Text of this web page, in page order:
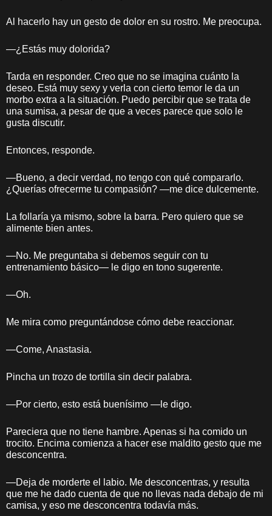
Al hacerlo hay un gesto de dolor en su rostro. Me preocupa.
—¿Estás muy dolorida?
Tarda en responder. Creo que no se imagina cuánto la
deseo. Está muy sexy y verla con cierto temor le da un
morbo extra a la situación. Puedo percibir que se trata de
una sumisa, a pesar de que a veces parece que solo le
gusta discutir.
Entonces, responde.
—Bueno, a decir verdad, no tengo con qué compararlo.
¿Querías ofrecerme tu compasión? —me dice dulcemente.
La follaría ya mismo, sobre la barra. Pero quiero que se
alimente bien antes.
—No. Me preguntaba si debemos seguir con tu
entrenamiento básico— le digo en tono sugerente.
—Oh.
Me mira como preguntándose cómo debe reaccionar.
—Come, Anastasia.
Pincha un trozo de tortilla sin decir palabra.
—Por cierto, esto está buenísimo —le digo.
Pareciera que no tiene hambre. Apenas si ha comido un
trocito. Encima comienza a hacer ese maldito gesto que me
desconcentra.
—Deja de morderte el labio. Me desconcentras, y resulta
que me he dado cuenta de que no llevas nada debajo de mi
camisa, y eso me desconcentra todavía más.